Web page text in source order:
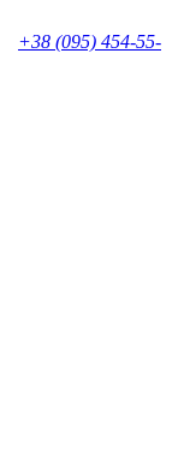
+38 (095) 454-55-